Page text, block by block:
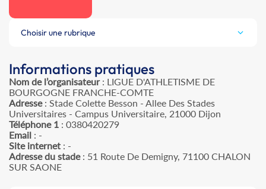
Choisir une rubrique
Informations pratiques
Nom de l’organisateur: LIGUE D'ATHLETISME DE
BOURGOGNE FRANCHE-COMTE
Adresse: Stade Colette Besson - Allee Des Stades
Universitaires - Campus Universitaire, 21000 Dijon
Téléphone 1 : 0380420279
Email : -
Site internet : -
Adresse du stade: 51 Route De Demigny, 71100 CHALON
SUR SAONE